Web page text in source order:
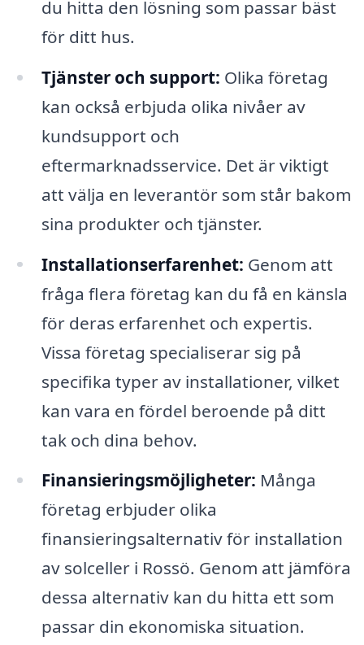
du hitta den lösning som passar bäst
för ditt hus.
Tjänster och support: Olika företag
kan också erbjuda olika nivåer av
kundsupport och
eftermarknadsservice. Det är viktigt
att välja en leverantör som står bakom
sina produkter och tjänster.
Installationserfarenhet: Genom att
fråga flera företag kan du få en känsla
för deras erfarenhet och expertis.
Vissa företag specialiserar sig på
specifika typer av installationer, vilket
kan vara en fördel beroende på ditt
tak och dina behov.
Finansieringsmöjligheter: Många
företag erbjuder olika
finansieringsalternativ för installation
av solceller i Rossö. Genom att jämföra
dessa alternativ kan du hitta ett som
passar din ekonomiska situation.